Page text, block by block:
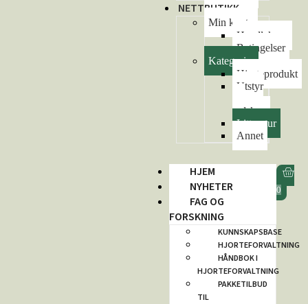
NETTBUTIKK
Min konto
Handlekurv
Betingelser
Kategorier
Hjorteprodukt
Utstyr
redskap
Litteratur
Annet
HJEM
NYHETER
FAG OG
FORSKNING
KUNNSKAPSBASE
HJORTEFORVALTNING
HÅNDBOK I
HJORTEFORVALTNING
PAKKETILBUD
TIL
0